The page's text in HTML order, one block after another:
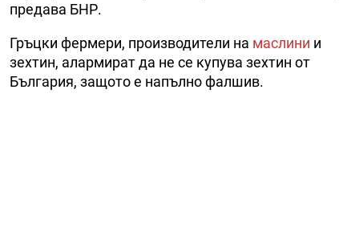
предава БНР.
Гръцки фермери, производители на маслини и
зехтин, алармират да не се купува зехтин от
България, защото е напълно фалшив.